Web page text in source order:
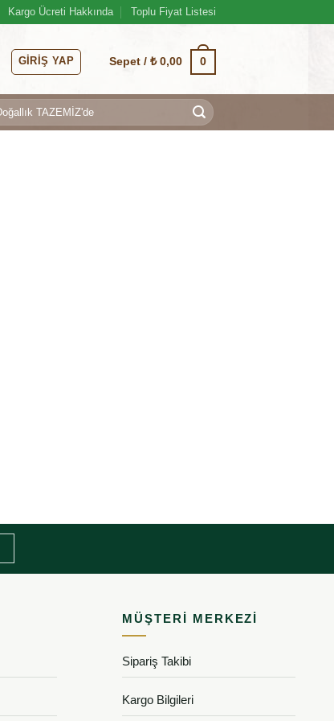
Kargo Ücreti Hakkında Toplu Fiyat Listesi
GIRIŞ YAP Sepet /₺0,00 0
MÜŞTERI MERKEZI
Sipariş Takibi
Kargo Bilgileri